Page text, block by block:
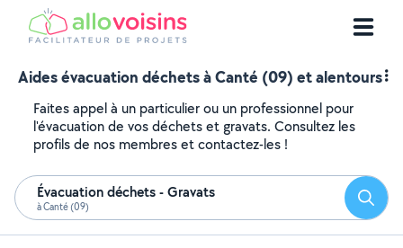
Aides évacuation déchets à Canté (09) et alentours
Faites appel à un particulier ou un professionnel pour
l'évacuation de vos déchets et gravats. Consultez les
profils de nos membres et contactez-les !
Évacuation déchets - Gravats
à Canté (09)